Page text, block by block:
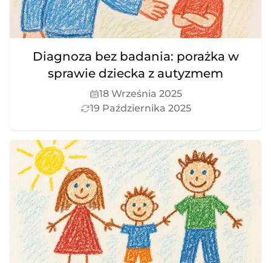
Diagnoza bez badania: porażka w
sprawie dziecka z autyzmem
18 Września 2025
19 Października 2025